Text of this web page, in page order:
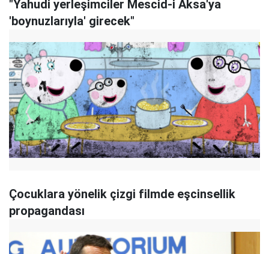
"Yahudi yerleşimciler Mescid-i Aksa'ya
'boynuzlarıyla' girecek"
Çocuklara yönelik çizgi filmde eşcinsellik
propagandası